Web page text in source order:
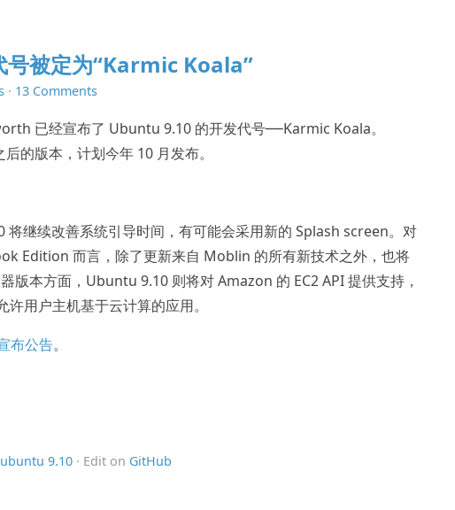
被定为“Karmic Koala”
· 13 Comments
已经宣布了 Ubuntu 9.10 的开发代号──Karmic Koala。
的版本，计划今年 10 月发布。
继续改善系统引导时间，有可能会采用新的 Splash screen。对
Edition 而言，除了更新来自 Moblin 的所有新技术之外，也将
版本方面，Ubuntu 9.10 则将对 Amazon 的 EC2 API 提供支持，
用户主机基于云计算的应用。
布公告。
ubuntu 9.10· Edit on GitHub